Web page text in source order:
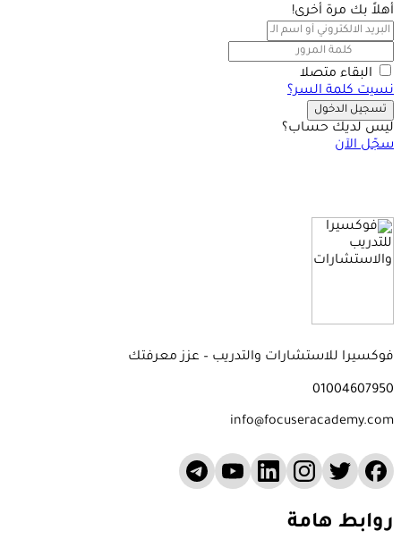
أهلاً بك مرة أخرى!
البقاء متصلا
نسيت كلمة السر؟
تسجيل الدخول
ليس لديك حساب؟
سجّل الآن
فوكسيرا للاستشارات والتدريب – عزز معرفتك
01004607950
info@focuseracademy.com
روابط هامة